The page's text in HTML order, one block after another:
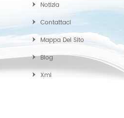
Notizia
Contattaci
Mappa Del Sito
Blog
Xml